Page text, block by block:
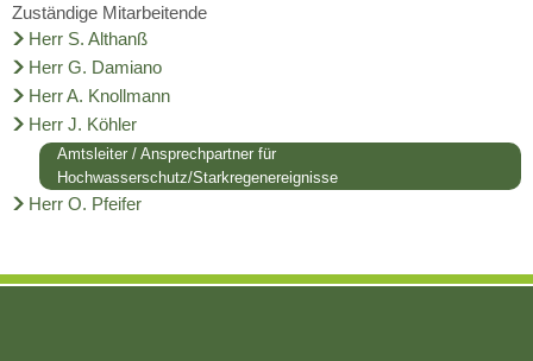
Zuständige Mitarbeitende
Herr S. Althanß
Herr G. Damiano
Herr A. Knollmann
Herr J. Köhler
Amtsleiter / Ansprechpartner für
Hochwasserschutz/Starkregenereignisse
Herr O. Pfeifer